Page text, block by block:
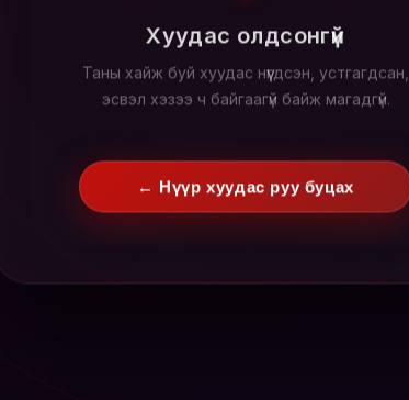
Хуудас олдсонгүй
Таны хайж буй хуудас нүүгдсэн, устгагдсан,
эсвэл хэзээ ч байгаагүй байж магадгүй.
← Нүүр хуудас руу буцах